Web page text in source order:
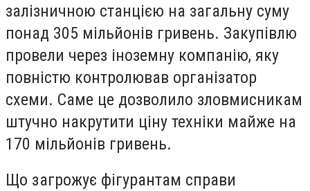
залізничною станцією на загальну суму
понад 305 мільйонів гривень. Закупівлю
провели через іноземну компанію, яку
повністю контролював організатор
схеми. Саме це дозволило зловмисникам
штучно накрутити ціну техніки майже на
170 мільйонів гривень.
Що загрожує фігурантам справи